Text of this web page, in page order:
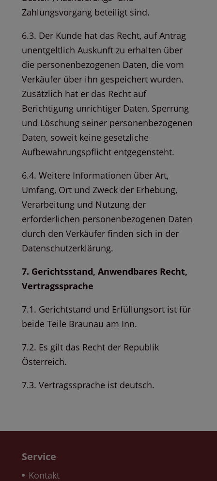
Zahlungsvorgang beteiligt sind.
6.3. Der Kunde hat das Recht, auf Antrag
unentgeltlich Auskunft zu erhalten über
die personenbezogenen Daten, die vom
Verkäufer über ihn gespeichert wurden.
Zusätzlich hat er das Recht auf
Berichtigung unrichtiger Daten, Sperrung
und Löschung seiner personenbezogenen
Daten, soweit keine gesetzliche
Aufbewahrungspflicht entgegensteht.
6.4. Weitere Informationen über Art,
Umfang, Ort und Zweck der Erhebung,
Verarbeitung und Nutzung der
erforderlichen personenbezogenen Daten
durch den Verkäufer finden sich in der
Datenschutzerklärung.
7. Gerichtsstand, Anwendbares Recht,
Vertragssprache
7.1. Gerichtstand und Erfüllungsort ist für
beide Teile Braunau am Inn.
7.2. Es gilt das Recht der Republik
Österreich.
7.3. Vertragssprache ist deutsch.
Service
Kontakt